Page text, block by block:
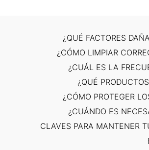
¿QUÉ FACTORES
¿CÓMO LIMPIAR
¿CUÁL ES LA
¿QUÉ
¿CÓMO PROTEGER
¿CUÁNDO ES
CLAVES PARA MANTENER